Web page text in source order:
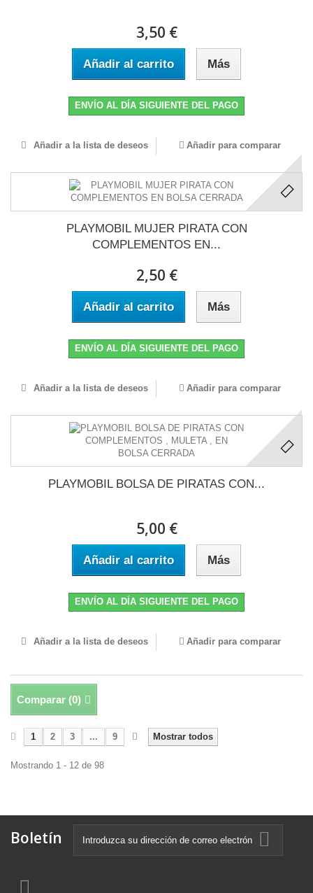
3,50 €
Añadir al carrito Más
ENVÍO AL DÍA SIGUIENTE DEL PAGO
Añadir a la lista de deseos Añadir para comparar
PLAYMOBIL MUJER PIRATA CON
COMPLEMENTOS EN...
2,50 €
Añadir al carrito Más
ENVÍO AL DÍA SIGUIENTE DEL PAGO
Añadir a la lista de deseos Añadir para comparar
PLAYMOBIL BOLSA DE PIRATAS CON...
5,00 €
Añadir al carrito Más
ENVÍO AL DÍA SIGUIENTE DEL PAGO
Añadir a la lista de deseos Añadir para comparar
Comparar (0)
Mostrar todos
1 2 3 ... 9
Mostrando 1 - 12 de 98
Boletín